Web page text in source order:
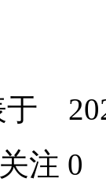
注 0